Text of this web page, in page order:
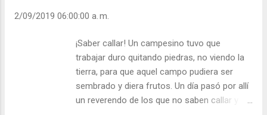
demasiado llena de comida, el vientre se le
descontroles! - ¿Sabe usted controlar sus
instintos? - ¿Se devora usted dando rienda
suelta a sus instintos? Julián Escobar. |
Lecturas del Día (+ Leer ). | Evangelio y
Meditación (+ Leer ) | | Santo del día (+ Leer
2/09/2019 06:00:00 a. m.
¡Saber callar! Un campesino tuvo que
trabajar duro quitando piedras, no viendo la
tierra, para que aquel campo pudiera ser
sembrado y diera frutos. Un día pasó por allí
un reverendo de los que no saben callar y